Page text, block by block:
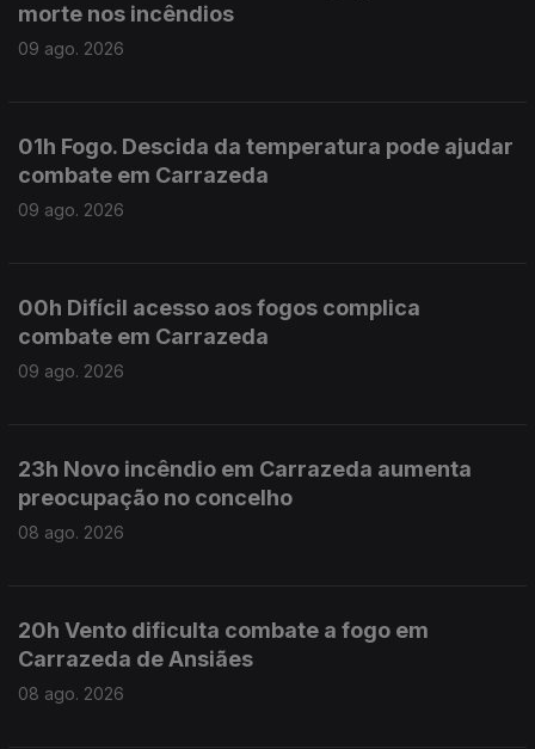
morte nos incêndios
09 ago. 2026
01h Fogo. Descida da temperatura pode ajudar
combate em Carrazeda
09 ago. 2026
00h Difícil acesso aos fogos complica
combate em Carrazeda
09 ago. 2026
23h Novo incêndio em Carrazeda aumenta
preocupação no concelho
08 ago. 2026
20h Vento dificulta combate a fogo em
Carrazeda de Ansiães
08 ago. 2026